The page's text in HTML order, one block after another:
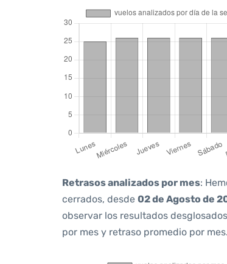
Retrasos analizados por mes:
cerrados, desde 02 de Agosto de
observar los resultados
por mes y retraso promedio por mes.